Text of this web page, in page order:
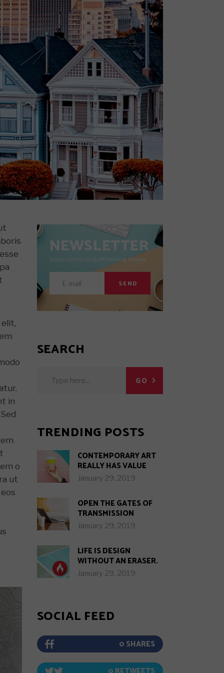
Hot Posts
Trending Posts
Search Results
in
o
ut
NEWSLETTER
Subscribe for all stuff trending related.
SEND
SEARCH
GO
TRENDING POSTS
CONTEMPORARY ART
REALLY HAS VALUE
January 29, 2019
OPEN THE GATES OF
TRANSMISSION
January 29, 2019
LIFE IS DESIGN
WITHOUT AN ERASER.
January 29, 2019
SOCIAL FEED
0